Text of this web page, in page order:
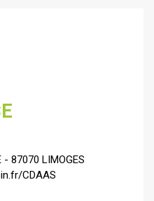
- 87070 LIMOGES
CDAAS